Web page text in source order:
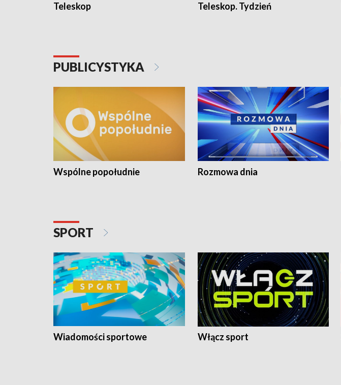
Teleskop Teleskop. Tydzień
PUBLICYSTYKA
Wspólne popołudnie Rozmowa dnia
SPORT
Wiadomości sportowe Włącz sport